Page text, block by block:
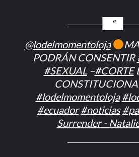
@lodelmomentoloja
PODRÁN CONSENTIR
#SEXUAL–#CORTE
#lodelmomentoloja
#ecuador #noticias
Surrender -